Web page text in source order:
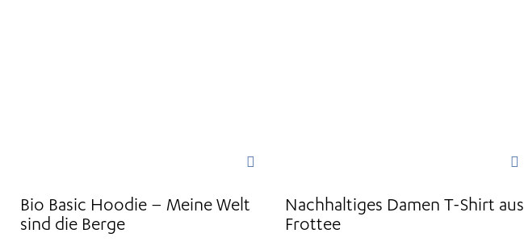
Bio Basic Hoodie – Meine Welt
sind die Berge
Nachhaltiges Damen T-Shirt aus
Frottee